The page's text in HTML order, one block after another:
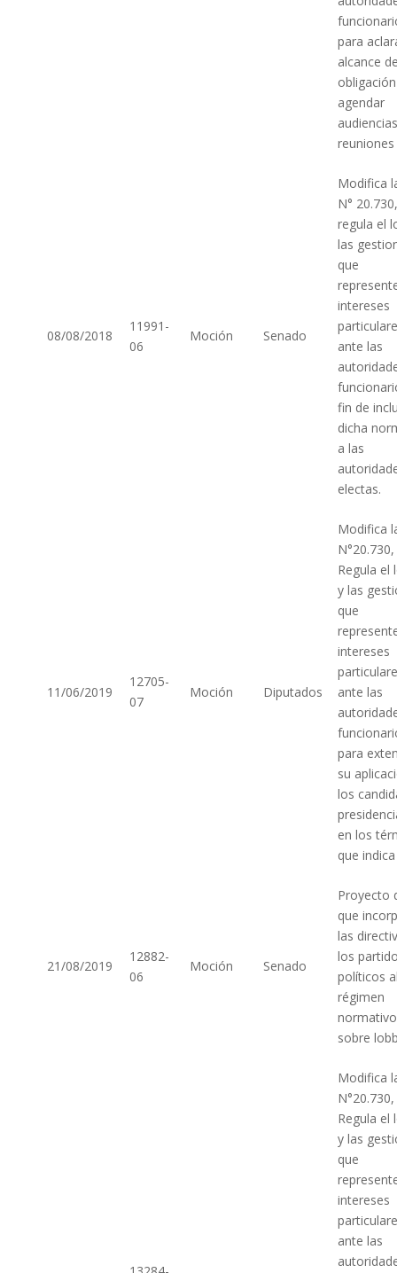
para
alcance
agendar
reuniones
08/08/2018
11991-
06
Moción Senado
Modifica
N°
regula el
las
que
intereses
ante las
fin de
dicha
a las
electas.
11/06/2019
12705-
07
Moción Diputados
Modifica
Regula el
y las
que
intereses
ante las
para
su
los
en los
que indica
21/08/2019
12882-
06
Moción Senado
Proyecto
que
las
los
políticos
régimen
normativo
sobre
Modifica
Regula el
y las
que
intereses
ante las